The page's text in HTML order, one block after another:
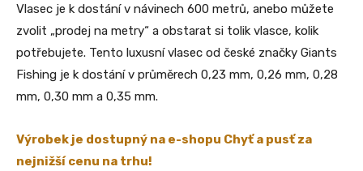
Vlasec je k dostání v návinech 600 metrů, anebo můžete
zvolit „prodej na metry“ a obstarat si tolik vlasce, kolik
potřebujete. Tento luxusní vlasec od české značky Giants
Fishing je k dostání v průměrech 0,23 mm, 0,26 mm, 0,28
mm, 0,30 mm a 0,35 mm.
Výrobek je dostupný na e-shopu Chyť a pusť za
nejnižší cenu na trhu!